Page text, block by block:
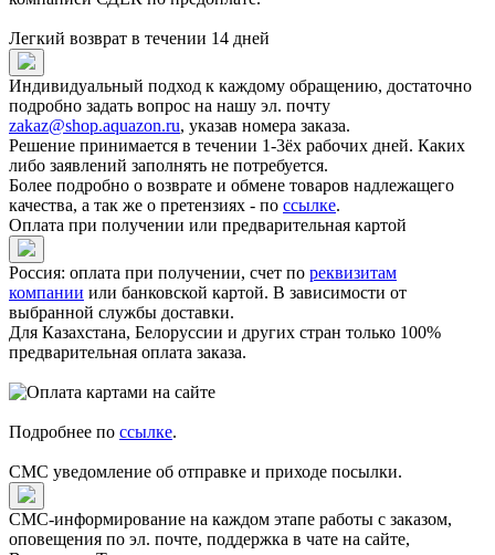
Легкий возврат в течении 14 дней
Индивидуальный подход к каждому обращению, достаточно
подробно задать вопрос на нашу эл. почту
zakaz@shop.aquazon.ru, указав номера заказа.
Решение принимается в течении 1-3ёх рабочих дней. Каких
либо заявлений заполнять не потребуется.
Более подробно о возврате и обмене товаров надлежащего
качества, а так же о претензиях - по ссылке.
Оплата при получении или предварительная картой
Россия: оплата при получении, счет по реквизитам
компании или банковской картой. В зависимости от
выбранной службы доставки.
Для Казахстана, Белоруссии и других стран только 100%
предварительная оплата заказа.
Подробнее по ссылке.
СМС уведомление об отправке и приходе посылки.
СМС-информирование на каждом этапе работы с заказом,
оповещения по эл. почте, поддержка в чате на сайте,